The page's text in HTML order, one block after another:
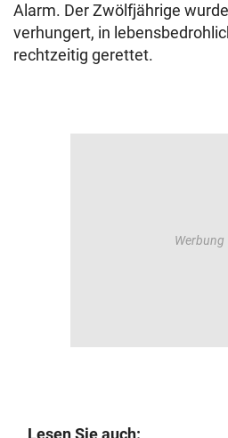
Alarm. Der Zwölfjährige
verhungert, in
rechtzeitig gerettet.